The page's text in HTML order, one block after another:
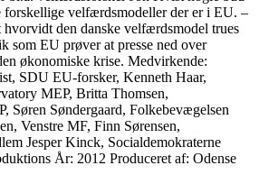
forskellige velfærdsmodeller der er i EU. –
hvorvidt den danske velfærdsmodel trues
som EU prøver at presse ned over
økonomiske krise. Medvirkende:
SDU EU-forsker, Kenneth Haar,
MEP, Britta Thomsen,
Søren Søndergaard, Folkebevægelsen
Venstre MF, Finn Sørensen,
Jesper Kinck, Socialdemokraterne
År: 2012 Produceret af: Odense